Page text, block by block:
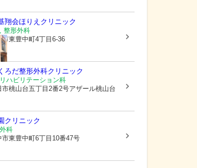
翔会ほりえクリニック
整形外科
市東豊中町4丁目6-36
ろだ整形外科クリニック
ハビリテーション科
市桃山台五丁目2番2号アザール桃山台
クリニック
科
市東豊中町6丁目10番47号